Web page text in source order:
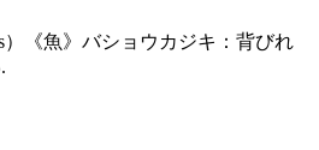
）《魚》バショウカジキ：背びれ